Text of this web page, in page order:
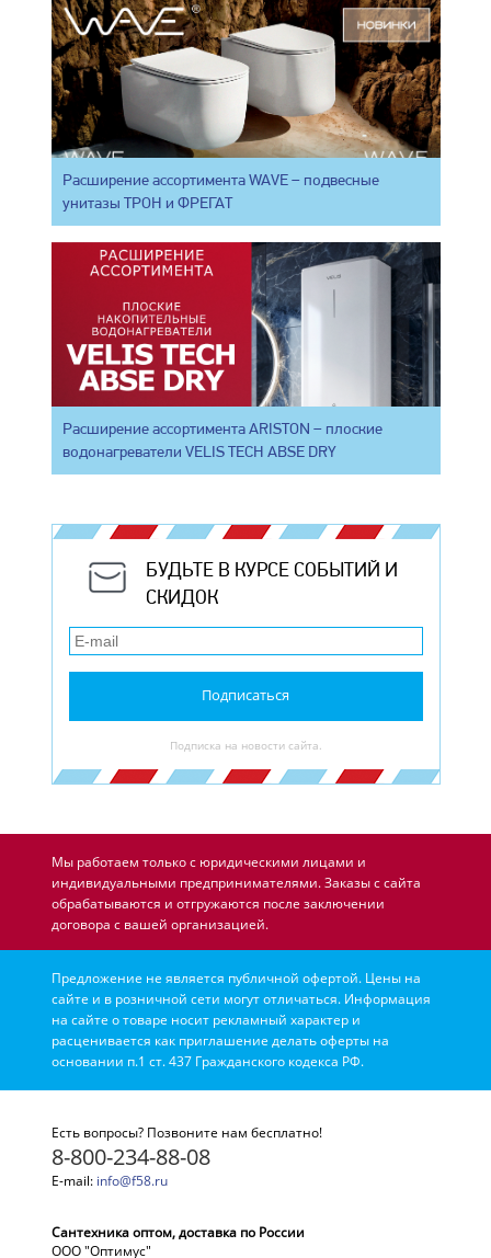
Расширение ассортимента WAVE – подвесные
унитазы ТРОН и ФРЕГАТ
Расширение ассортимента ARISTON – плоские
водонагреватели VELIS TECH ABSE DRY
БУДЬТЕ В КУРСЕ СОБЫТИЙ И
СКИДОК
Подписаться
Подписка на новости сайта.
Мы работаем только с юридическими лицами и
индивидуальными предпринимателями. Заказы с сайта
обрабатываются и отгружаются после заключении
договора с вашей организацией.
Предложение не является публичной офертой. Цены на
сайте и в розничной сети могут отличаться. Информация
на сайте о товаре носит рекламный характер и
расценивается как приглашение делать оферты на
основании п.1 ст. 437 Гражданского кодекса РФ.
Есть вопросы? Позвоните нам бесплатно!
8-800-234-88-08
E-mail: info@f58.ru
Сантехника оптом, доставка по России
ООО "Оптимус"